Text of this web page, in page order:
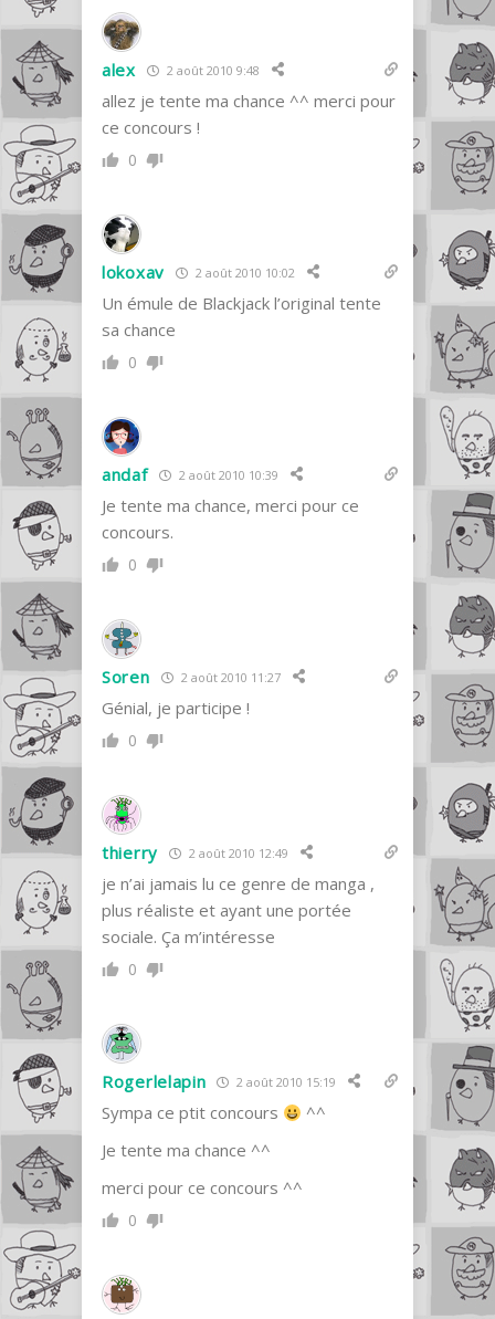
alex 2 août 2010 9:48
allez je tente ma chance ^^ merci pour
ce concours !
0
lokoxav 2 août 2010 10:02
Un émule de Blackjack l’original tente
sa chance
0
andaf 2 août 2010 10:39
Je tente ma chance, merci pour ce
concours.
0
Soren 2 août 2010 11:27
Génial, je participe !
0
thierry 2 août 2010 12:49
je n’ai jamais lu ce genre de manga ,
plus réaliste et ayant une portée
sociale. Ça m’intéresse
0
Rogerlelapin 2 août 2010 15:19
Sympa ce ptit concours
^^
Je tente ma chance ^^
merci pour ce concours ^^
0